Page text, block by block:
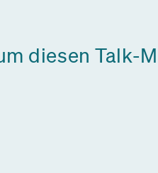
diesen Talk-